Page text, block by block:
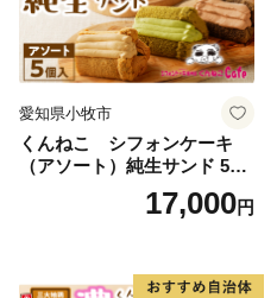
愛知県小牧市
くんねこ シフォンケーキ
（アソート）純生サンド 5個
17,000円